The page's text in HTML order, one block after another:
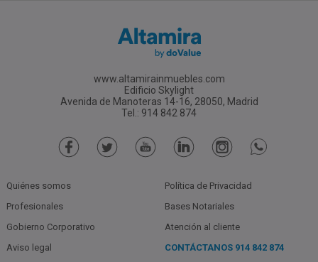
www.altamirainmuebles.com
Edificio Skylight
Avenida de Manoteras 14-16, 28050, Madrid
Tel.: 914 842 874
Quiénes somos
Profesionales
Gobierno Corporativo
Aviso legal
Política de Privacidad
Bases Notariales
Atención al cliente
CONTÁCTANOS 914 842 874